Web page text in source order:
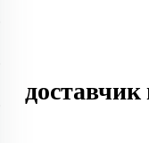
доставчик